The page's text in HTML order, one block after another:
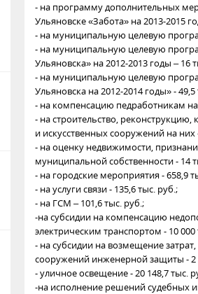
- на программу дополнительных
Ульяновске «Забота» на 2013-2015
- на муниципальную целевую
- на муниципальную целевую
Ульяновска» на 2012-2013 годы – 16
- на муниципальную целевую
Ульяновска на 2012-2014 годы» - 49,5
- на компенсацию педработникам
- на строительство,
и искусственных сооружений на них
- на оценку недвижимости,
муниципальной собственности - 14
- на городские мероприятия - 658,9
- на услуги связи - 135,6 тыс. руб.;
- на ГСМ – 101,6 тыс. руб.;
-на субсидии на компенсацию
электрическим транспортом - 10 000
- на субсидии на возмещение
сооружений инженерной защиты - 2
- уличное освещение - 20 148,7 тыс.
-на исполнение решений судебных